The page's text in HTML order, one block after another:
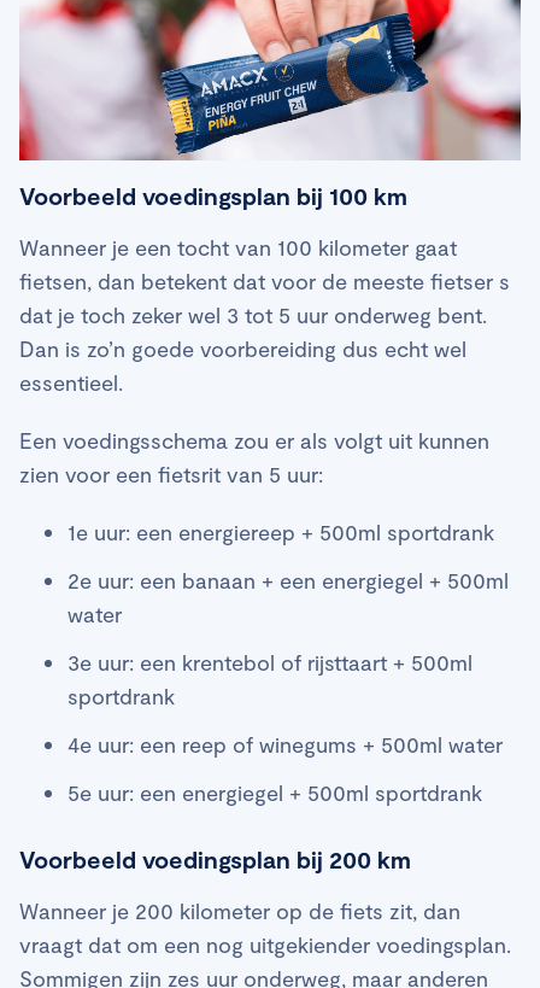
Voorbeeld voedingsplan bij 100 km
Wanneer je een tocht van 100 kilometer gaat
fietsen, dan betekent dat voor de meeste fietser s
dat je toch zeker wel 3 tot 5 uur onderweg bent.
Dan is zo’n goede voorbereiding dus echt wel
essentieel.
Een voedingsschema zou er als volgt uit kunnen
zien voor een fietsrit van 5 uur:
1e uur: een energiereep + 500ml sportdrank
2e uur: een banaan + een energiegel + 500ml
water
3e uur: een krentebol of rijsttaart + 500ml
sportdrank
4e uur: een reep of winegums + 500ml water
5e uur: een energiegel + 500ml sportdrank
Voorbeeld voedingsplan bij 200 km
Wanneer je 200 kilometer op de fiets zit, dan
vraagt dat om een nog uitgekiender voedingsplan.
Sommigen zijn zes uur onderweg, maar anderen